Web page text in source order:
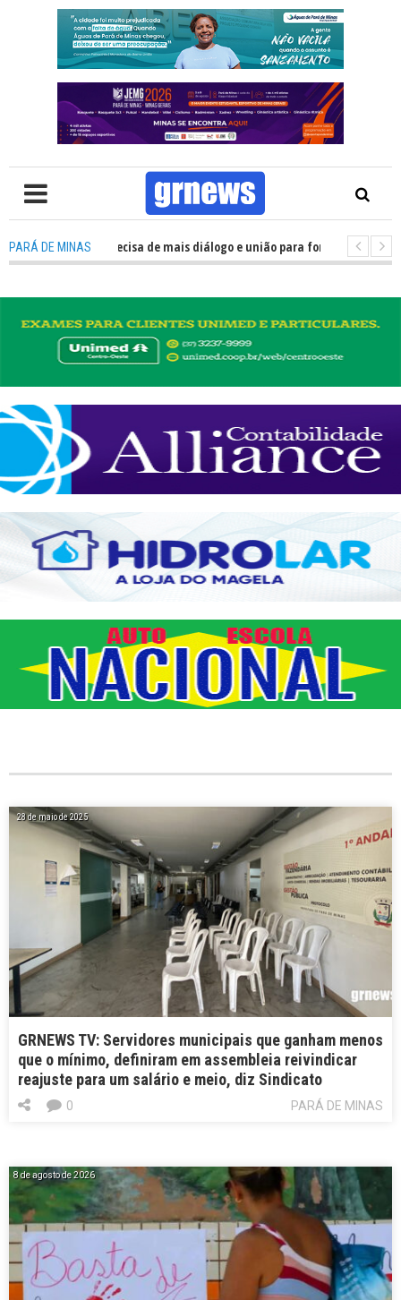
PARÁ DE MINAS
TV: Política precisa de mais diálogo e união para fortalecer Minas e
28 de maio de 2025
GRNEWS TV: Servidores municipais que ganham menos
que o mínimo, definiram em assembleia reivindicar
reajuste para um salário e meio, diz Sindicato
PARÁ DE MINAS
0
8 de agosto de 2026